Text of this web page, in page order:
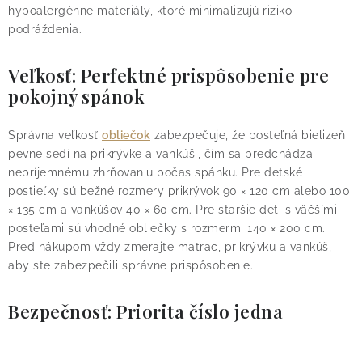
hypoalergénne materiály, ktoré minimalizujú riziko
podráždenia.
Veľkosť: Perfektné prispôsobenie pre
pokojný spánok
Správna veľkosť obliečok zabezpečuje, že posteľná bielizeň
pevne sedí na prikrývke a vankúši, čím sa predchádza
nepríjemnému zhrňovaniu počas spánku. Pre detské
postieľky sú bežné rozmery prikrývok 90 × 120 cm alebo 100
× 135 cm a vankúšov 40 × 60 cm. Pre staršie deti s väčšími
posteľami sú vhodné obliečky s rozmermi 140 × 200 cm.
Pred nákupom vždy zmerajte matrac, prikrývku a vankúš,
aby ste zabezpečili správne prispôsobenie.
Bezpečnosť: Priorita číslo jedna